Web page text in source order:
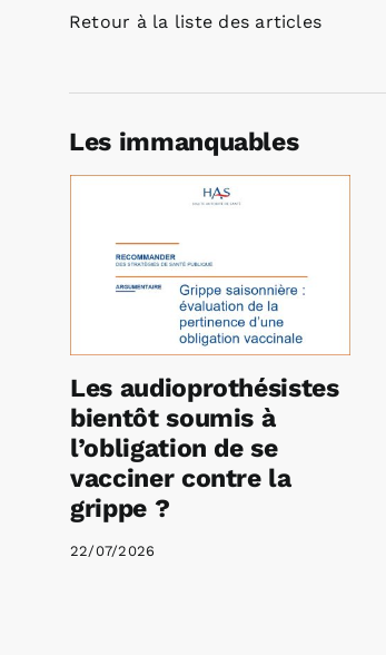
Retour à la liste des articles
Les immanquables
Les audioprothésistes
bientôt soumis à
l’obligation de se
vacciner contre la
grippe ?
22/07/2026